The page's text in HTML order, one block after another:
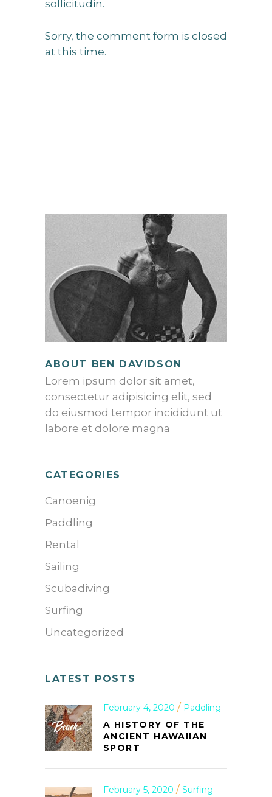
sollicitudin.
Sorry, the comment form is closed
at this time.
ABOUT BEN DAVIDSON
Lorem ipsum dolor sit amet,
consectetur adipisicing elit, sed
do eiusmod tempor incididunt ut
labore et dolore magna
CATEGORIES
Canoenig
Paddling
Rental
Sailing
Scubadiving
Surfing
Uncategorized
LATEST POSTS
February 4, 2020
Paddling
A HISTORY OF THE
ANCIENT HAWAIIAN
SPORT
February 5, 2020
Surfing